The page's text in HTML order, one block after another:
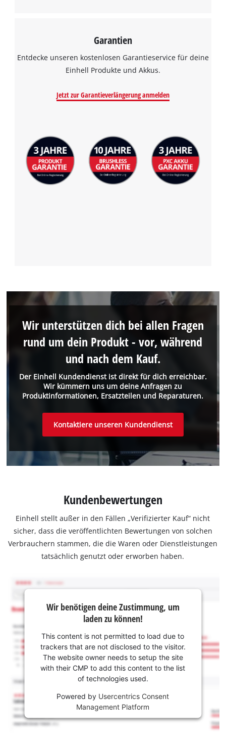
Garantien
Entdecke unseren kostenlosen Garantieservice für deine
Einhell Produkte und Akkus.
Jetzt zur Garantieverlängerung anmelden
Der Einhell Kundendienst ist direkt für dich erreichbar.
Wir kümmern uns um deine Anfragen zu
Produktinformationen, Ersatzteilen und Reparaturen.
Wir unterstützen dich bei allen Fragen
rund um dein Produkt - vor, während
und nach dem Kauf.
Kontaktiere unseren Kundendienst
Kundenbewertungen
Einhell stellt außer in den Fällen „Verifizierter Kauf“ nicht
sicher, dass die veröffentlichten Bewertungen von solchen
Verbrauchern stammen, die die Waren oder Dienstleistungen
tatsächlich genutzt oder erworben haben.
Wir benötigen deine Zustimmung, um
laden zu können!
This content is not permitted to load due to
trackers that are not disclosed to the visitor.
The website owner needs to setup the site
with their CMP to add this content to the list
of technologies used.
Powered by Usercentrics Consent
Management Platform